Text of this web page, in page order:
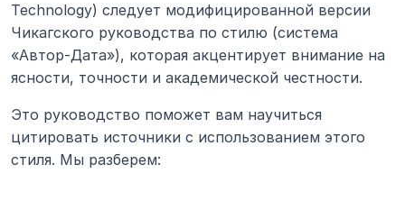
Technology) следует модифицированной версии
Чикагского руководства по стилю (система
«Автор-Дата»), которая акцентирует внимание на
ясности, точности и академической честности.
Это руководство поможет вам научиться
цитировать источники с использованием этого
стиля. Мы разберем: